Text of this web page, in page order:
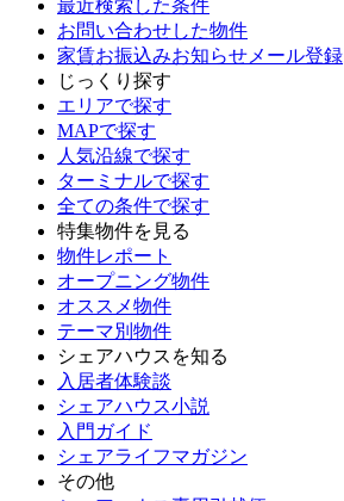
最近検索した条件
お問い合わせした物件
家賃お振込みお知らせメール登録
じっくり探す
エリアで探す
MAPで探す
人気沿線で探す
ターミナルで探す
全ての条件で探す
特集物件を見る
物件レポート
オープニング物件
オススメ物件
テーマ別物件
シェアハウスを知る
入居者体験談
シェアハウス小説
入門ガイド
シェアライフマガジン
その他